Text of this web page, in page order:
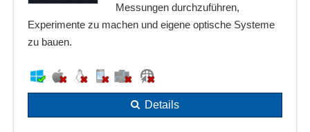
Messungen durchzuführen,
Experimente zu machen und eigene optische Systeme
zu bauen.
Details